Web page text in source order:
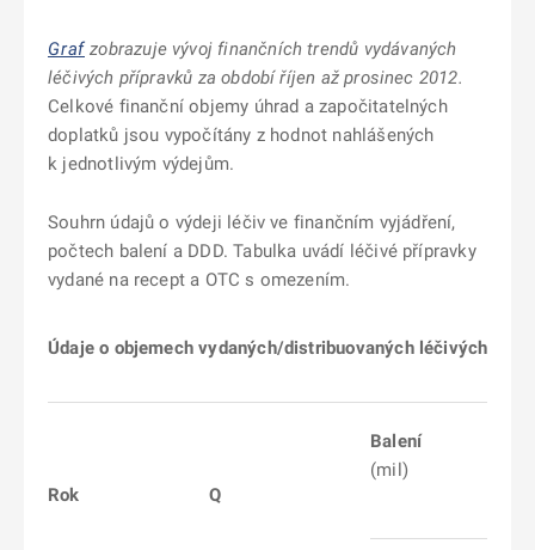
Graf zobrazuje vývoj finančních trendů vydávaných
léčivých přípravků za období říjen až prosinec 2012.
Celkové finanční objemy úhrad a započitatelných
doplatků jsou vypočítány z hodnot nahlášených
k jednotlivým výdejům.
Souhrn údajů o výdeji léčiv ve finančním vyjádření,
počtech balení a DDD. Tabulka uvádí léčivé přípravky
vydané na recept a OTC s omezením.
Údaje o objemech vydaných/distribuovaných léčivých
Rok Q
Balení
(mil)